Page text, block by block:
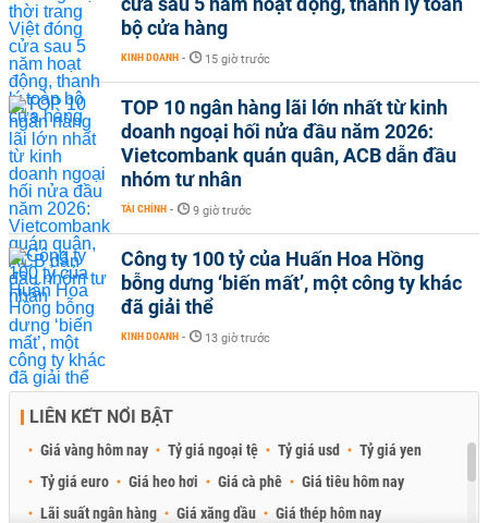
bộ cửa hàng
KINH DOANH - 15 giờ trước
TOP 10 ngân hàng lãi lớn nhất từ kinh
doanh ngoại hối nửa đầu năm 2026:
Vietcombank quán quân, ACB dẫn đầu
nhóm tư nhân
TÀI CHÍNH - 9 giờ trước
Công ty 100 tỷ của Huấn Hoa Hồng
bỗng dưng ‘biến mất’, một công ty khác
đã giải thể
KINH DOANH - 13 giờ trước
LIÊN KẾT NỔI BẬT
Giá vàng hôm nay Tỷ giá ngoại tệ Tỷ giá usd
Tỷ giá yen
Tỷ giá euro
Giá heo hơi Giá cà phê
Giá tiêu hôm nay
Lãi suất ngân hàng
Giá xăng dầu Giá thép hôm nay